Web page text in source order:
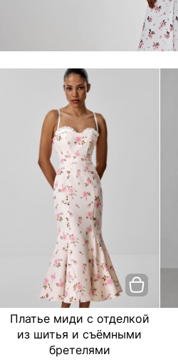
Платье миди с отделкой
из шитья и съёмными
бретелями